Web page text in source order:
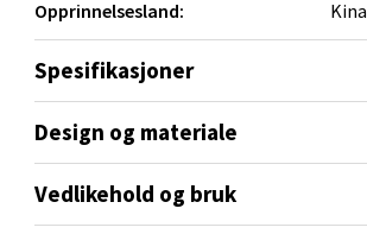
Opprinnelsesland:
Kina
Spesifikasjoner
Design og materiale
Vedlikehold og bruk
Velg